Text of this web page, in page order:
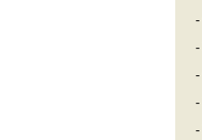
-
-
-
-
-